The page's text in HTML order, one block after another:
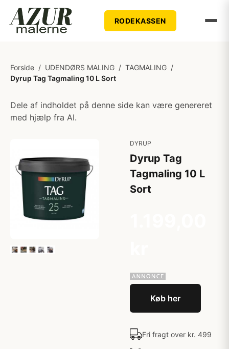
RODEKASSEN
Forside / UDENDØRS MALING / TAGMALING /
Dyrup Tag Tagmaling 10 L Sort
Dele af indholdet på denne side kan være genereret
med hjælp fra AI.
DYRUP
Dyrup Tag
Tagmaling 10 L
Sort
Køb her
Fri fragt over kr. 499